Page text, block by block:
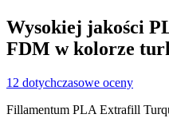
Wysokiej jakości
FDM w kolorze
12 dotychczasowe oceny
Fillamentum PLA Extrafill